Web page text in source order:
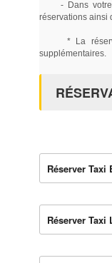
- Dans votre
réservations ainsi
* La
supplémentaires.
Réserver Taxi
Réserver Taxi